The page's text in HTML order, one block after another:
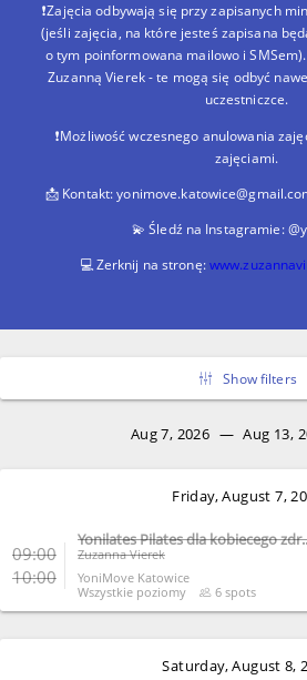
❗Zajęcia odbywają się przy zapisanych
(jeśli zajęcia, na które jesteś zapisana
o tym poinformowana mailowo i
Zuzanną Vierek - te mogą się odbyć
uczestniczce.
❗Możliwość wczesnego anulowania
zajęciami.
📩 Kontakt:
💫 Śledź na Instagramie:
💻Zerknij na stronę:
Show filters
Aug 7, 2026 — Aug 13,
Friday, August 7,
09:00
10:00
Yonilates Pilates dla kobiecego
Zuzanna Vierek
YoniMove Katowice
Wszystkie poziomy
6 spots
Saturday, August 8,